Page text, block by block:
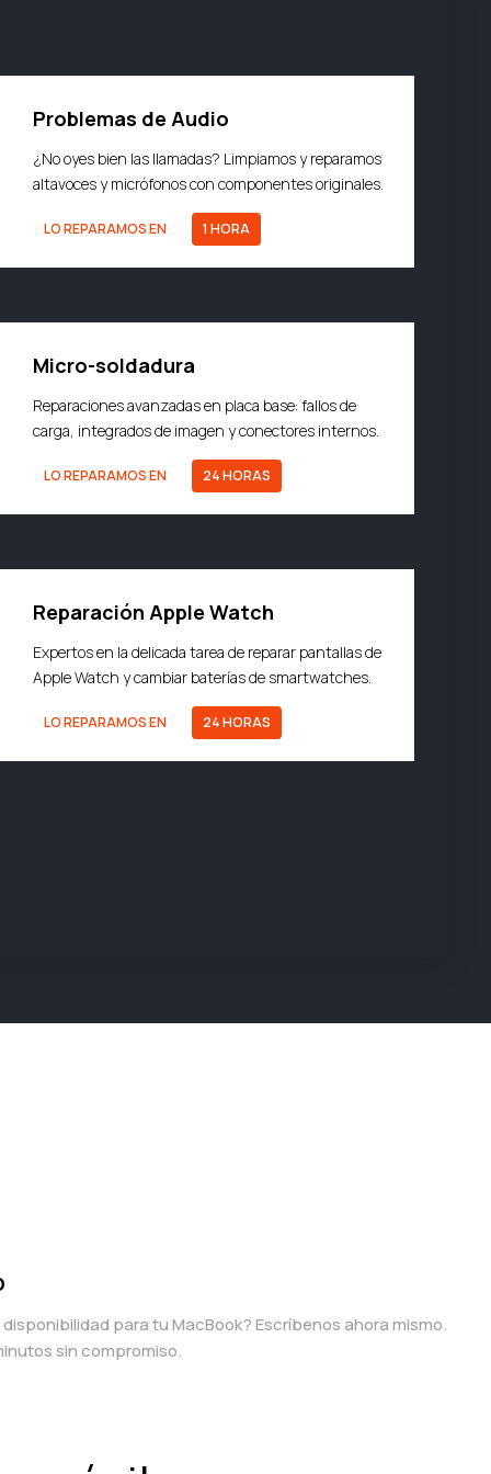
Problemas de Audio
¿No oyes bien las llamadas? Limpiamos y reparamos
altavoces y micrófonos con componentes originales.
LO REPARAMOS EN 1 HORA
Micro-soldadura
Reparaciones avanzadas en placa base: fallos de
carga, integrados de imagen y conectores internos.
LO REPARAMOS EN 24 HORAS
Reparación Apple Watch
Expertos en la delicada tarea de reparar pantallas de
Apple Watch y cambiar baterías de smartwatches.
LO REPARAMOS EN 24 HORAS
para tu MacBook? Escríbenos ahora mismo.
sin compromiso.